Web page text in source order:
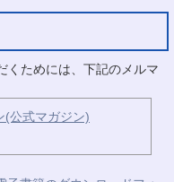
くためには、下記のメルマ
(公式マガジン)